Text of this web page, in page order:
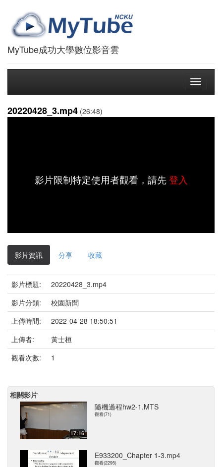
MyTube成功大學數位影音雲
Toggle
20220428_3.mp4 (26:48)
影片限制特定使用者觀看，請先登入
影片資訊 分享 收藏
影片標題:
20220428_3.mp4
影片分類:
校園新聞
上傳時間:
2022-04-28 18:50:51
上傳者:
黃士桓
觀看次數:
1
相關影片
17:16
隨機過程hw2-1.MTS
觀看(71)
E933200_Chapter 1-3.mp4
觀看(2295)